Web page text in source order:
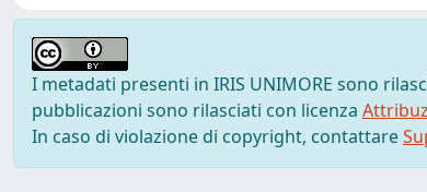
I metadati presenti in IRIS UNIMORE sono
pubblicazioni sono rilasciati con licenza
In caso di violazione di copyright, contattare